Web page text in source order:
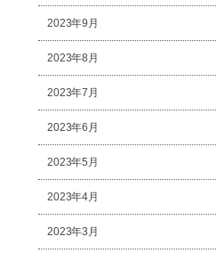
2023年9月
2023年8月
2023年7月
2023年6月
2023年5月
2023年4月
2023年3月